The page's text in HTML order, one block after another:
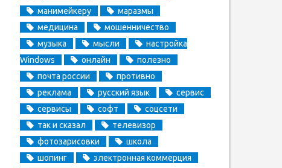
манимейкеру
маразмы
медицина
мошенничество
музыка
мысли
настройка
Windows
онлайн
полезно
почта россии
противно
реклама
русский язык
сервис
сервисы
софт
соцсети
так и сказал
телевизор
фотозарисовки
школа
шопинг
электронная коммерция